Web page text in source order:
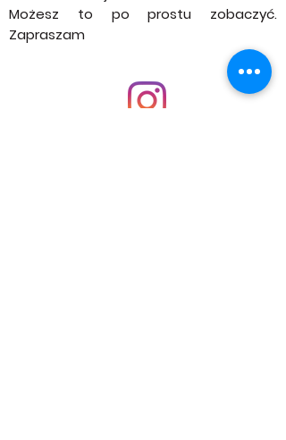
kroku. Wszystkie przepisy tworzone na
tej stronie są wykonane w postaci
wideo bloga. Teraz nie musisz się
zastanawiać jak to zostało zrobione.
Możesz to po prostu zobaczyć.